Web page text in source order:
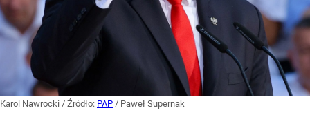
Karol Nawrocki / Źródło: PAP / Paweł Supernak